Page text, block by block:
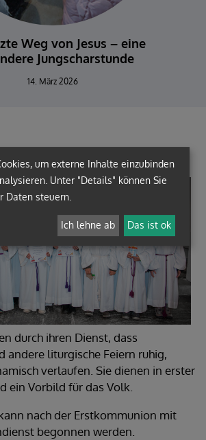
Weg von Jesus – eine
Jungscharstunde
14. März 2026
durch ihren Dienst, dass
andere liturgische Feiern ruhig,
verlaufen. Sie dienen in erster
ein Vorbild für das Volk.
nach der Erstkommunion mit
begonnen werden.
um externe Inhalte einzubinden
Unter "Details" können Sie
Daten steuern.
Ich lehne ab Das ist ok